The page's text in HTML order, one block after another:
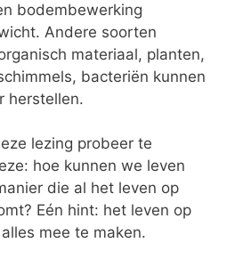
bodembewerking
Andere soorten
materiaal, planten,
bacteriën kunnen
herstellen.
lezing probeer te
hoe kunnen we leven
die al het leven op
Eén hint: het leven op
mee te maken.